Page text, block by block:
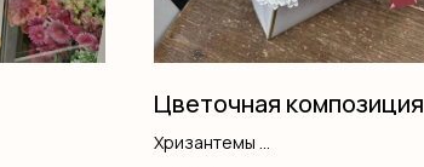
Цветочная композиция
Хризантемы